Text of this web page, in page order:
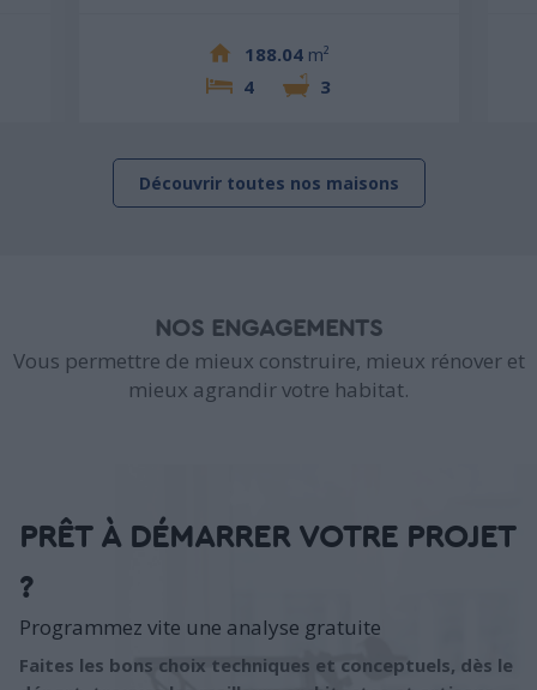
188.04 m²
4
3
Découvrir toutes nos maisons
NOS ENGAGEMENTS
Vous permettre de mieux construire, mieux rénover et
mieux agrandir votre habitat.
PRÊT À DÉMARRER VOTRE PROJET
?
Programmez vite une analyse gratuite
Faites les bons choix techniques et conceptuels, dès le